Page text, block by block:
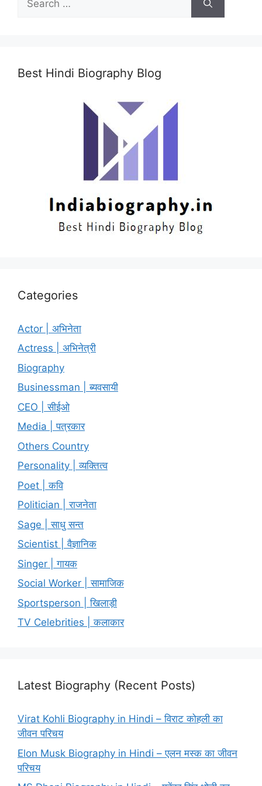
for:
Best Hindi Biography Blog
Categories
Actor | अभिनेता
Actress | अभिनेत्री
Biography
Businessman | ब्यवसायी
CEO | सीईओ
Media | पत्रकार
Others Country
Personality | व्यक्तित्व
Poet | कवि
Politician | राजनेता
Sage | साधु सन्त
Scientist | वैज्ञानिक
Singer | गायक
Social Worker | सामाजिक
Sportsperson | खिलाड़ी
TV Celebrities | कलाकार
Latest Biography (Recent Posts)
Virat Kohli Biography in Hindi – विराट कोहली का
जीवन परिचय
Elon Musk Biography in Hindi – एलन मस्क का जीवन
परिचय